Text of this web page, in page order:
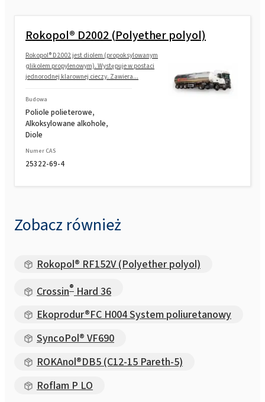
Rokopol® D2002 (Polyether polyol)
Rokopol® D2002 jest diolem (propoksylowanym
glikolem propylenowym). Występuje w postaci
jednorodnej klarownej cieczy. Zawiera...
Budowa
Poliole polieterowe,
Alkoksylowane alkohole,
Diole
Numer CAS
25322-69-4
Zobacz również
Rokopol® RF152V (Polyether polyol)
Crossin® Hard 36
Ekoprodur®FC H004 System poliuretanowy
SyncoPol® VF690
ROKAnol®DB5 (C12-15 Pareth-5)
Roflam P LO